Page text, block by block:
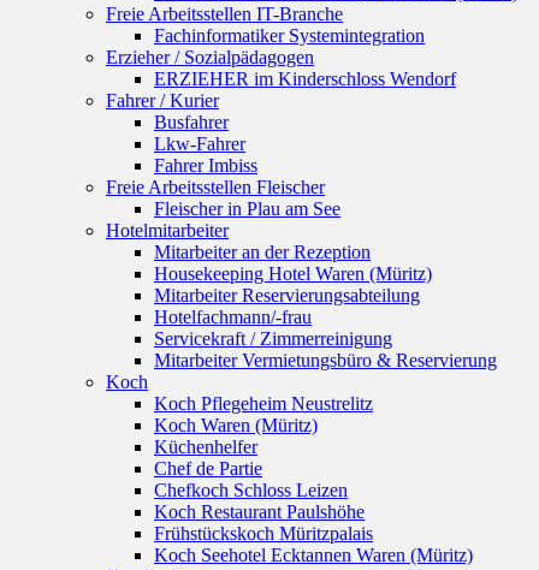
Freie Arbeitsstellen IT-Branche
Fachinformatiker Systemintegration
Erzieher / Sozialpädagogen
ERZIEHER im Kinderschloss Wendorf
Fahrer / Kurier
Busfahrer
Lkw-Fahrer
Fahrer Imbiss
Freie Arbeitsstellen Fleischer
Fleischer in Plau am See
Hotelmitarbeiter
Mitarbeiter an der Rezeption
Housekeeping Hotel Waren (Müritz)
Mitarbeiter Reservierungsabteilung
Hotelfachmann/-frau
Servicekraft / Zimmerreinigung
Mitarbeiter Vermietungsbüro & Reservierung
Koch
Koch Pflegeheim Neustrelitz
Koch Waren (Müritz)
Küchenhelfer
Chef de Partie
Chefkoch Schloss Leizen
Koch Restaurant Paulshöhe
Frühstückskoch Müritzpalais
Koch Seehotel Ecktannen Waren (Müritz)